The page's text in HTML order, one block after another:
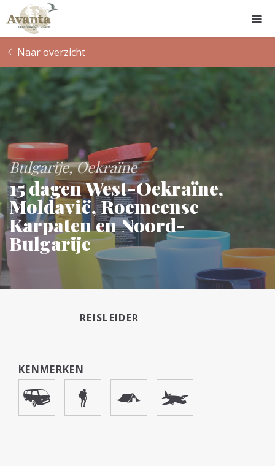
Naar overzicht
Bulgarije Oekraïne
15 dagen West-Oekraïne,
Moldavië, Roemeense
Karpaten en Noord-
Bulgarije
REISLEIDER
KENMERKEN